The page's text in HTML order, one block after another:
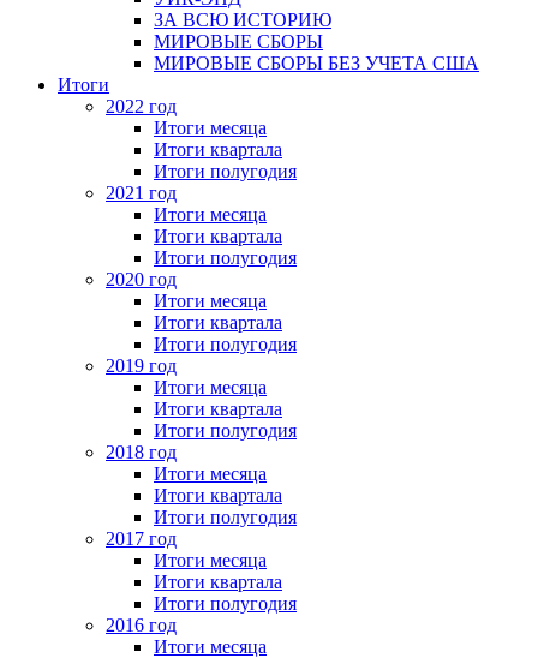
ЗА ВСЮ ИСТОРИЮ
МИРОВЫЕ СБОРЫ
МИРОВЫЕ СБОРЫ БЕЗ УЧЕТА США
Итоги
2022 год
Итоги месяца
Итоги квартала
Итоги полугодия
2021 год
Итоги месяца
Итоги квартала
Итоги полугодия
2020 год
Итоги месяца
Итоги квартала
Итоги полугодия
2019 год
Итоги месяца
Итоги квартала
Итоги полугодия
2018 год
Итоги месяца
Итоги квартала
Итоги полугодия
2017 год
Итоги месяца
Итоги квартала
Итоги полугодия
2016 год
Итоги месяца